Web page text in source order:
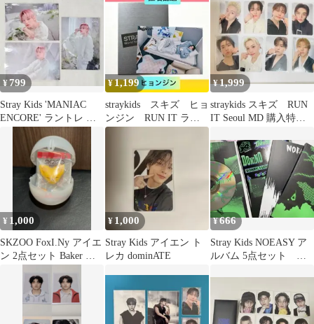
エン
ャンビン
¥799
Stray Kids 'MANIAC
ENCORE' ラントレ ア
イエン
¥1,199
straykids スキズ ヒョ
ンジン RUN IT ラン
ダムトレカ ラントレ
¥1,999
straykids スキズ RUN
IT Seoul MD 購入特典
¥ 1,000
SKZOO FoxI.Ny アイエ
ン 2点セット Baker ソ
¥ 1,000
Stray Kids アイエン ト
レカ dominATE
¥666
Stray Kids NOEASY ア
ルバム 5点セット フ